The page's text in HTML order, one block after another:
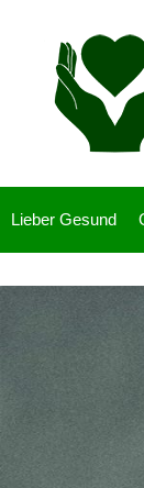
springen
Lieber Gesund